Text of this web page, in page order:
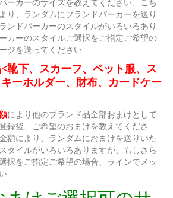
り、ランダムにブランドパーカーを送り
ンドパーカーのスタイルがいろいろあり
カーのスタイルご選択をご指定ご希望の
ジを送ってください
下、スカーフ、ペット服、ス
ーホルダー、財布、カードケー
により他のブランド品全部おまけとして
録後、ご希望のおまけを教えてくださ
額により、ランダムにおまけを送りいた
タイルがいろいろありますが、もしさら
択をご指定ご希望の場合、ラインでメッ